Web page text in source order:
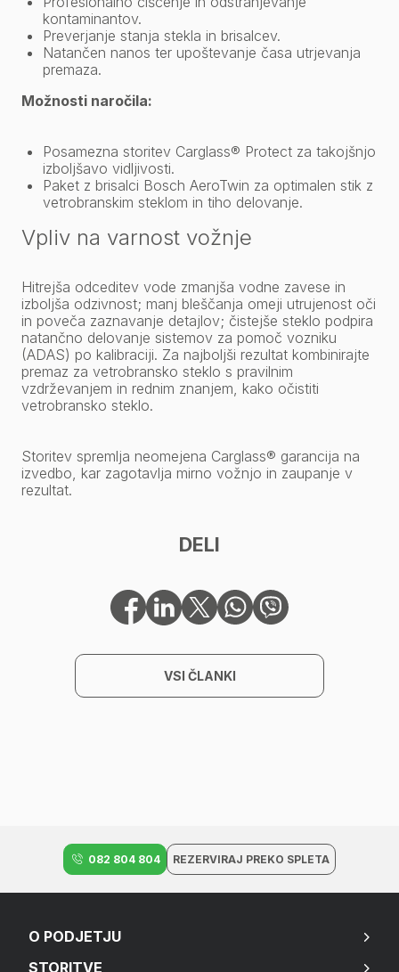
kontaminantov.
Preverjanje stanja stekla in brisalcev.
Natančen nanos ter upoštevanje časa utrjevanja
premaza.
Možnosti naročila:
Posamezna storitev Carglass® Protect za takojšnjo
izboljšavo vidljivosti.
Paket z brisalci Bosch AeroTwin za optimalen stik z
vetrobranskim steklom in tiho delovanje.
Vpliv na varnost vožnje
Hitrejša odceditev vode zmanjša vodne zavese in
izboljša odzivnost; manj bleščanja omeji utrujenost oči
in poveča zaznavanje detajlov; čistejše steklo podpira
natančno delovanje sistemov za pomoč vozniku
(ADAS) po kalibraciji. Za najboljši rezultat kombinirajte
premaz za vetrobransko steklo s pravilnim
vzdrževanjem in rednim znanjem, kako očistiti
vetrobransko steklo.
Storitev spremlja neomejena Carglass® garancija na
izvedbo, kar zagotavlja mirno vožnjo in zaupanje v
rezultat.
DELI
VSI ČLANKI
082 804 804 REZERVIRAJ PREKO SPLETA
O PODJETJU
STORITVE